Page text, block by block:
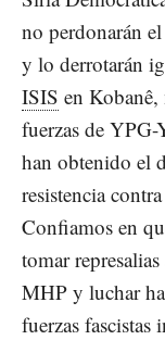
no perdonarán
y lo derrotarán
ISIS en
fuerzas de
han obtenido el
resistencia
Confiamos en
tomar
MHP y luchar
fuerzas fascistas